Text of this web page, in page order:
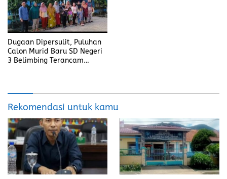
Dugaan Dipersulit, Puluhan
Calon Murid Baru SD Negeri
3 Belimbing Terancam
Rekomendasi untuk kamu